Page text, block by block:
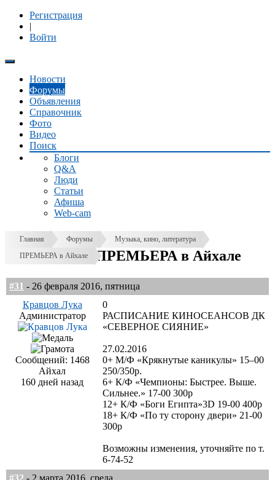
Регистрация
|
Войти
Новости
Форумы
Объявления
Справочник
Фото
Видео
Поиск
Блоги
Q&A
Люди
Статьи
Афиша
Web-cam
Главная Форумы
Музыка, кино, литература
ПРЕМЬЕРА в Айхале
ПРЕМЬЕРА в Айхале
#31 - 26 февраля 2016, пятница
Кравцов Лука
Администратор
Сообщений: 1468
Айхал
160 дней назад
0
РАСПИСАНИЕ КИНОСЕАНСОВ ДК
«СЕВЕРНОЕ СИЯНИЕ»
27.02.2016
0+ М/Ф «Крякнутые каникулы» 15–00
250/350р.
6+ К/Ф «Чемпионы: Быстрее. Выше.
Сильнее.» 17-00 300р
12+ К/Ф «Боги Египта»3D 19-00 400р
18+ К/Ф «По ту сторону двери» 21-00
300р
Возможны изменения, уточняйте по т.
6-74-52
#32 - 2 марта 2016, среда